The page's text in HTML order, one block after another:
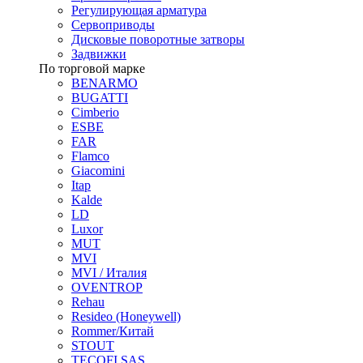
Регулирующая арматура
Сервоприводы
Дисковые поворотные затворы
Задвижки
По торговой марке
BENARMO
BUGATTI
Cimberio
ESBE
FAR
Flamco
Giacomini
Itap
Kalde
LD
Luxor
MUT
MVI
MVI / Италия
OVENTROP
Rehau
Resideo (Honeywell)
Rommer/Китай
STOUT
TECOFI SAS